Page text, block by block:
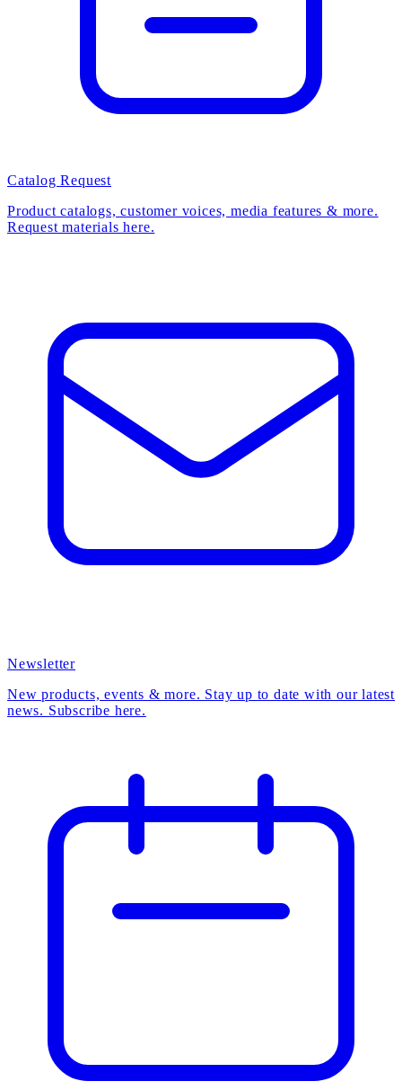
Catalog Request
Product catalogs, customer voices, media features & more.
Request materials here.
Newsletter
New products, events & more. Stay up to date with our latest
news. Subscribe here.